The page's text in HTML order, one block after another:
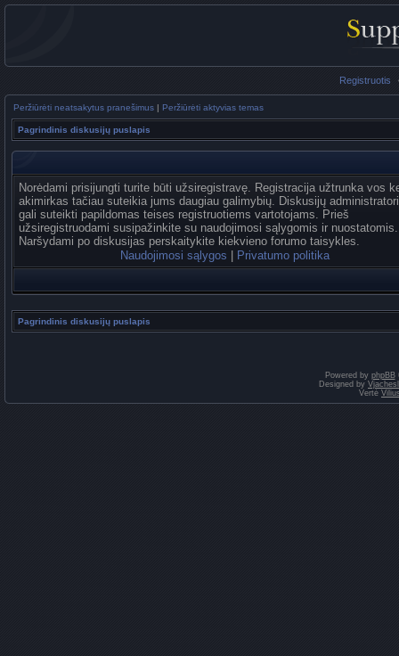
Registruotis
Peržiūrėti neatsakytus pranešimus | Peržiūrėti aktyvias temas
Pagrindinis diskusijų puslapis
Norėdami prisijungti turite būti užsiregistravę. Registracija užtrunka vos
akimirkas tačiau suteikia jums daugiau galimybių. Diskusijų
gali suteikti papildomas teises registruotiems vartotojams. Prieš
užsiregistruodami susipažinkite su naudojimosi sąlygomis ir nuostatomis.
Naršydami po diskusijas perskaitykite kiekvieno forumo taisykles.
Naudojimosi sąlygos
Privatumo politika
Pagrindinis diskusijų puslapis
Powered by phpBB
Designed by
Vertė